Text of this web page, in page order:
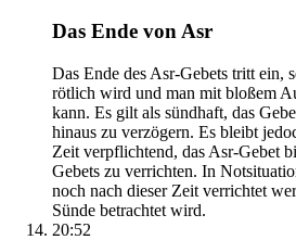
Das Ende von Asr
Das Ende des Asr-Gebets tritt ein,
rötlich wird und man mit bloßem
kann. Es gilt als sündhaft, das
hinaus zu verzögern. Es bleibt
Zeit verpflichtend, das Asr-Gebet
Gebets zu verrichten. In
noch nach dieser Zeit verrichtet
Sünde betrachtet wird.
20:52